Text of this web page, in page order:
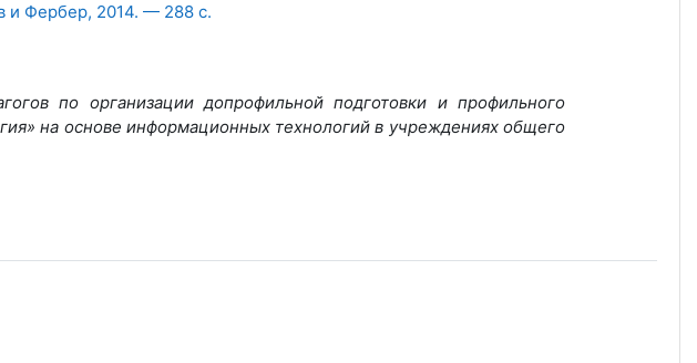
Фербер, 2014. — 288 c.
по организации допрофильной подготовки и профильного
на основе информационных технологий в учреждениях общего